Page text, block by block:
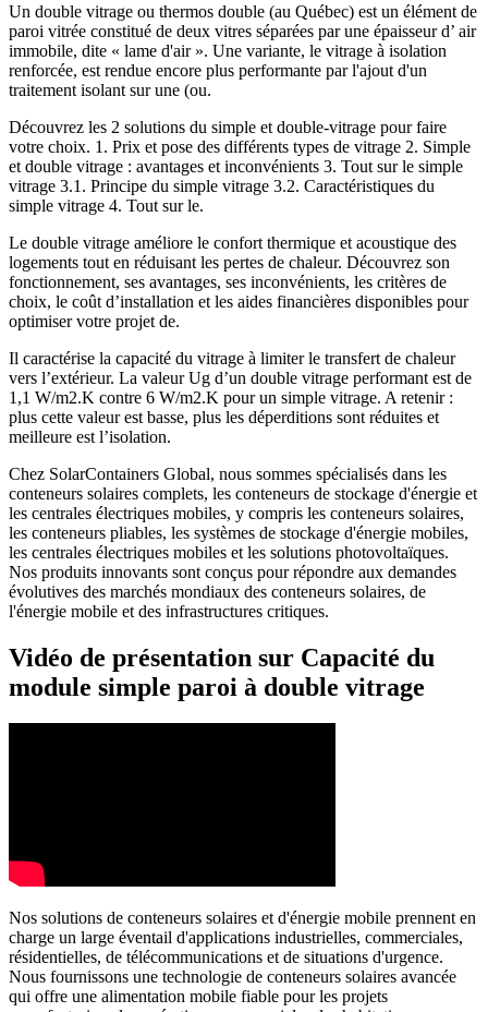
Un double vitrage ou thermos double (au Québec) est un élément de
paroi vitrée constitué de deux vitres séparées par une épaisseur d’ air
immobile, dite « lame d'air ». Une variante, le vitrage à isolation
renforcée, est rendue encore plus performante par l'ajout d'un
traitement isolant sur une (ou.
Découvrez les 2 solutions du simple et double-vitrage pour faire
votre choix. 1. Prix et pose des différents types de vitrage 2. Simple
et double vitrage : avantages et inconvénients 3. Tout sur le simple
vitrage 3.1. Principe du simple vitrage 3.2. Caractéristiques du
simple vitrage 4. Tout sur le.
Le double vitrage améliore le confort thermique et acoustique des
logements tout en réduisant les pertes de chaleur. Découvrez son
fonctionnement, ses avantages, ses inconvénients, les critères de
choix, le coût d’installation et les aides financières disponibles pour
optimiser votre projet de.
Il caractérise la capacité du vitrage à limiter le transfert de chaleur
vers l’extérieur. La valeur Ug d’un double vitrage performant est de
1,1 W/m2.K contre 6 W/m2.K pour un simple vitrage. A retenir :
plus cette valeur est basse, plus les déperditions sont réduites et
meilleure est l’isolation.
Chez SolarContainers Global, nous sommes spécialisés dans les
conteneurs solaires complets, les conteneurs de stockage d'énergie et
les centrales électriques mobiles, y compris les conteneurs solaires,
les conteneurs pliables, les systèmes de stockage d'énergie mobiles,
les centrales électriques mobiles et les solutions photovoltaïques.
Nos produits innovants sont conçus pour répondre aux demandes
évolutives des marchés mondiaux des conteneurs solaires, de
l'énergie mobile et des infrastructures critiques.
Vidéo de présentation sur Capacité du
module simple paroi à double vitrage
Nos solutions de conteneurs solaires et d'énergie mobile prennent en
charge un large éventail d'applications industrielles, commerciales,
résidentielles, de télécommunications et de situations d'urgence.
Nous fournissons une technologie de conteneurs solaires avancée
qui offre une alimentation mobile fiable pour les projets